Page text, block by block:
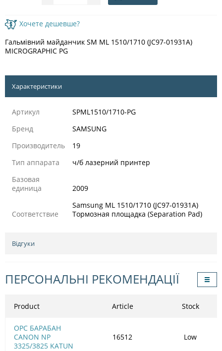
Хочете дешевше?
Гальмівний майданчик SM ML 1510/1710 (JC97-01931A)
MICROGRAPHIC PG
Характеристики
Артикул
SPML1510/1710-PG
Бренд
SAMSUNG
Производитель
19
Тип аппарата
ч/б лазерний принтер
Базовая
единица
2009
Соответствие
Samsung ML 1510/1710 (JC97-01931A)
Тормозная площадка (Separation Pad)
Відгуки
ПЕРСОНАЛЬНІ РЕКОМЕНДАЦІЇ
Product
OPC БАРАБАН
CANON NP
3325/3825 KATUN
Article Stock
16512 Low